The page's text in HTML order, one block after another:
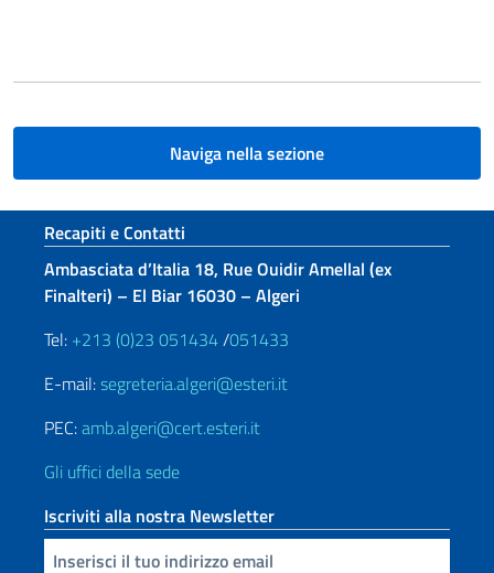
Naviga nella sezione
Sezione footer
Recapiti e Contatti
Ambasciata d’Italia 18, Rue Ouidir Amellal (ex
Finalteri) – El Biar 16030 – Algeri
Tel: +213 (0)23 051434/051433
E-mail:segreteria.algeri@esteri.it
PEC:amb.algeri@cert.esteri.it
Gli uffici della sede
Iscriviti alla nostra Newsletter
Inserisci la tua email